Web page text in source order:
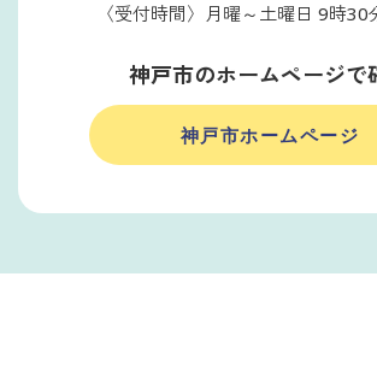
〈受付時間〉月曜～土曜日 9時30
神戸市のホームページで
神戸市ホームページ